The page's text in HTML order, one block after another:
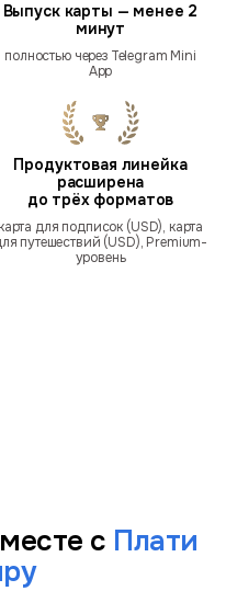
Выпуск карты — менее 2
минут
полностью через Telegram Mini
App
Продуктовая линейка
расширена
до трёх форматов
карта для подписок (USD), карта
путешествий (USD), Premium-
уровень
с Плати